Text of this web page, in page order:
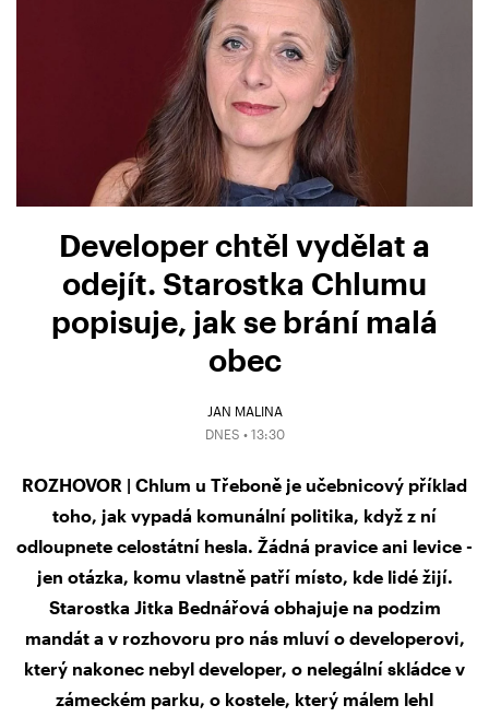
Developer chtěl vydělat a
odejít. Starostka Chlumu
popisuje, jak se brání malá
obec
JAN MALINA
DNES • 13:30
ROZHOVOR | Chlum u Třeboně je učebnicový příklad
toho, jak vypadá komunální politika, když z ní
odloupnete celostátní hesla. Žádná pravice ani levice -
jen otázka, komu vlastně patří místo, kde lidé žijí.
Starostka Jitka Bednářová obhajuje na podzim
mandát a v rozhovoru pro nás mluví o developerovi,
který nakonec nebyl developer, o nelegální skládce v
zámeckém parku, o kostele, který málem lehl